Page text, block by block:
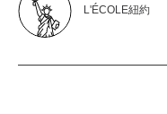
L'ÉCOLE紐約